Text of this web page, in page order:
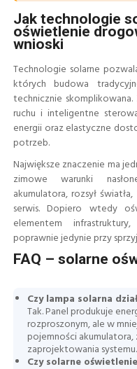
Jak technologie
oświetlenie
wnioski
Technologie solarne
których budowa
technicznie
ruchu i inteligentne
energii oraz elastyczne
potrzeb.
Największe znaczenie ma
zimowe warunki
akumulatora, rozsył
serwis. Dopiero wtedy
elementem
poprawnie jedynie przy
FAQ – solarne
Czy lampa solarna
Tak. Panel produkuje
rozproszonym, ale w
pojemności
zaprojektowania systemu.
Czy solarne